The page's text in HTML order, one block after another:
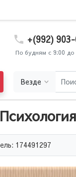
+(992)
По будням с 9:00 до
Везде
174491297